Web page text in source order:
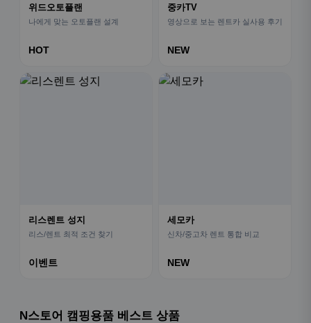
위드오토플랜
나에게 맞는 오토플랜 설계
HOT
중카TV
영상으로 보는 렌트카 실사용 후기
NEW
리스렌트 성지
리스/렌트 최적 조건 찾기
이벤트
세모카
신차/중고차 렌트 통합 비교
NEW
N스토어 캠핑용품 베스트 상품